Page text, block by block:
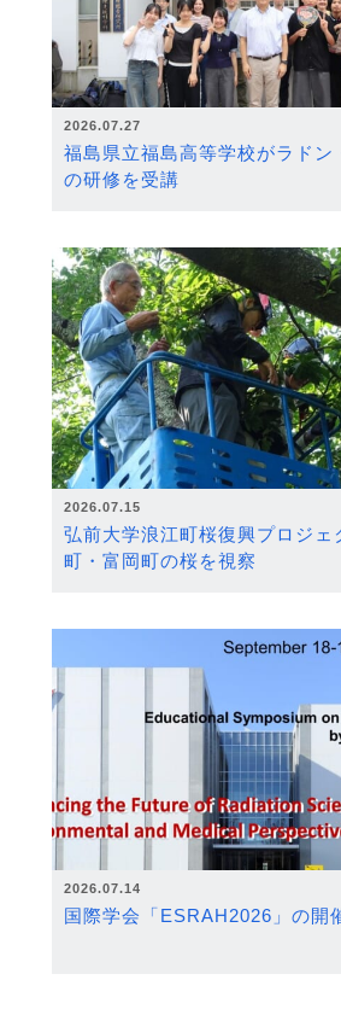
2026.07.27
福島県立福島高等学校がラドン
の研修を受講
2026.07.15
弘前大学浪江町桜復興プロジ
町・富岡町の桜を視察
2026.07.14
国際学会「ESRAH2026」の開